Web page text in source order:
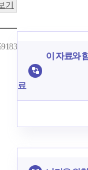
기
이 자료와
료